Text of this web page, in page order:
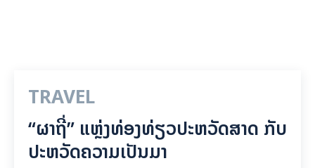
TRAVEL
“ຜາຖີ່” ແຫຼ່ງທ່ອງທ່ຽວປະຫວັດສາດ ກັບ
ປະຫວັດຄວາມເປັນມາ